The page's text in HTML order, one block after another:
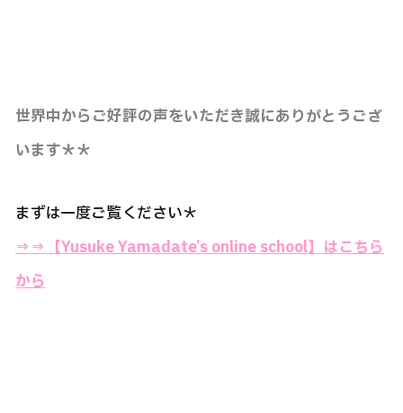
世界中からご好評の声をいただき誠にありがとうござ
います＊＊
まずは一度ご覧ください＊
⇒⇒【Yusuke Yamadate’s online school】はこちら
から